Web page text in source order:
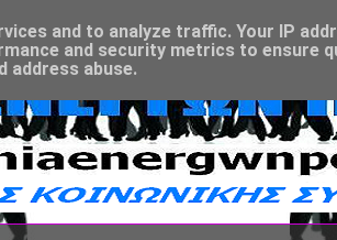
and to analyze traffic. Your IP
and security metrics to ensure
address abuse.